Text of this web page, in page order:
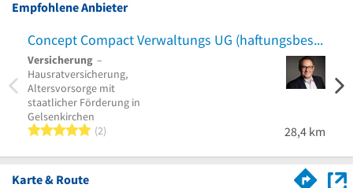
Empfohlene Anbieter
Concept Compact Verwaltungs UG (haftungsbeschränkt)
Versicherung –
Hausratversicherung,
Altersvorsorge mit
staatlicher Förderung in
Gelsenkirchen
5 von 5 Sternen
2 28,4 km
Karte & Route